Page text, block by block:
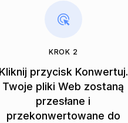
KROK 2
Kliknij przycisk Konwertuj.
Twoje pliki Web zostaną
przesłane i
przekonwertowane do